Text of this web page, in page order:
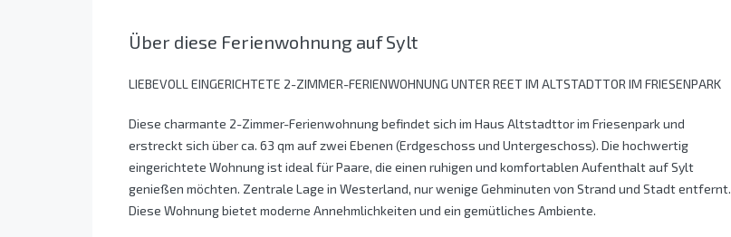
Über diese Ferienwohnung auf Sylt
LIEBEVOLL EINGERICHTETE 2-ZIMMER-FERIENWOHNUNG UNTER REET IM ALTSTADTTOR IM FRIESENPARK
Diese charmante 2-Zimmer-Ferienwohnung befindet sich im Haus Altstadttor im Friesenpark und
erstreckt sich über ca. 63 qm auf zwei Ebenen (Erdgeschoss und Untergeschoss). Die hochwertig
eingerichtete Wohnung ist ideal für Paare, die einen ruhigen und komfortablen Aufenthalt auf Sylt
genießen möchten. Zentrale Lage in Westerland, nur wenige Gehminuten von Strand und Stadt entfernt.
Diese Wohnung bietet moderne Annehmlichkeiten und ein gemütliches Ambiente.